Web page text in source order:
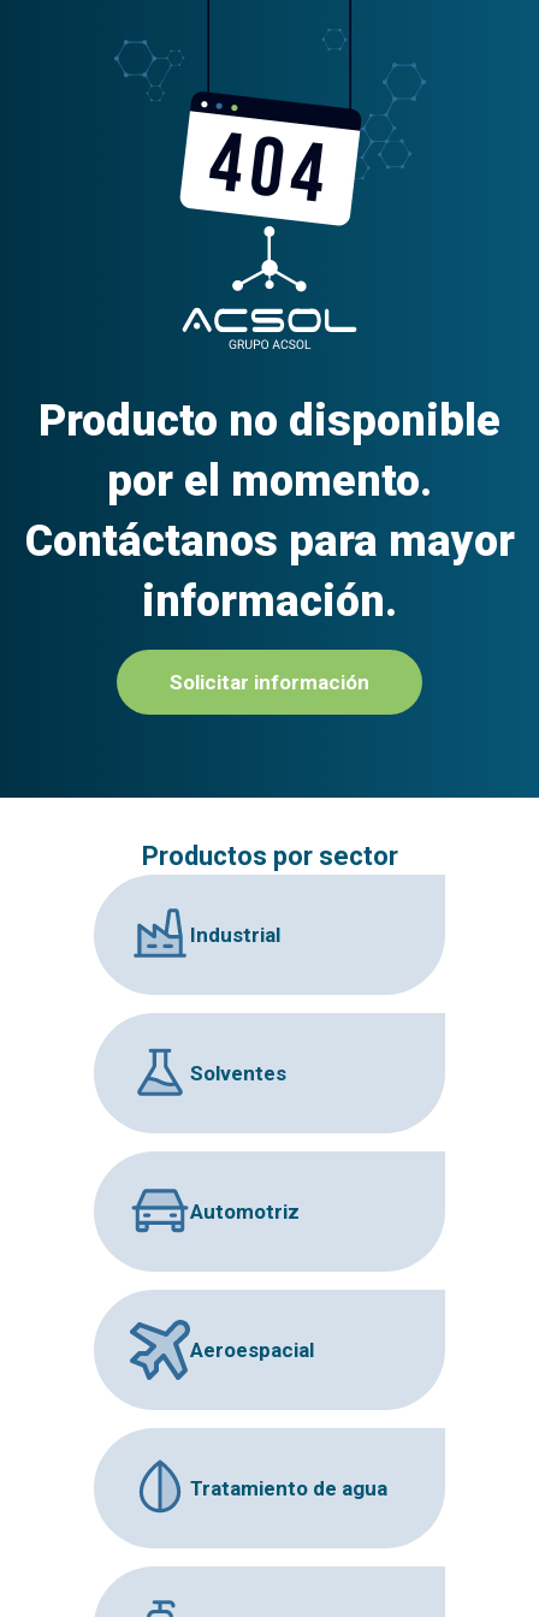
Producto no disponible
por el momento.
Contáctanos para mayor
información.
Solicitar información
Productos por sector
Industrial
Solventes
Automotriz
Aeroespacial
Tratamiento de agua